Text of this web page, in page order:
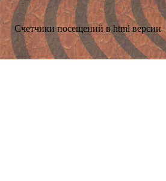
Счетчики посещений в html версии